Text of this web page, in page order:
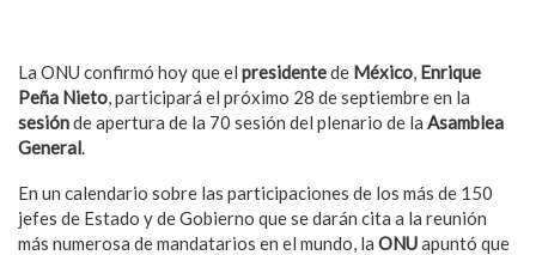
La ONU confirmó hoy que el presidentede México, Enrique
Peña Nieto, participará el próximo 28 de septiembre en la
sesiónde apertura de la 70 sesión del plenario de la Asamblea
General.
En un calendario sobre las participaciones de los más de 150
jefes de Estado y de Gobierno que se darán cita a la reunión
más numerosa de mandatarios en el mundo, la ONUapuntó que